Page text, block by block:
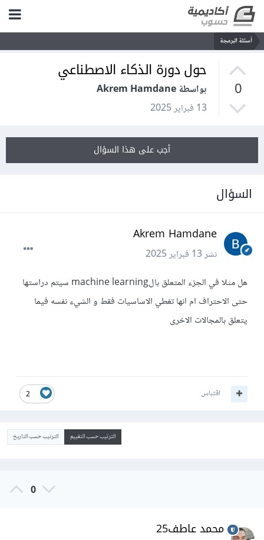
أسئلة البرمجة
0
حول دورة الذكاء الاصطناعي
بواسطة Akrem Hamdane
13 فبراير 2025
أجب على هذا السؤال
السؤال
Akrem Hamdane
نشر13 فبراير 2025
هل مثلا في الجزء المتعلق بالmachine learning سيتم دراستها
حتى الاحتراف ام انها تغطي الاساسيات فقط و الشيء نفسه فيما
يتعلق بالمجالات الاخرى
2 اقتباس
الترتيب حسب التقييم الترتيب حسب التاريخ
0
محمد عاطف25